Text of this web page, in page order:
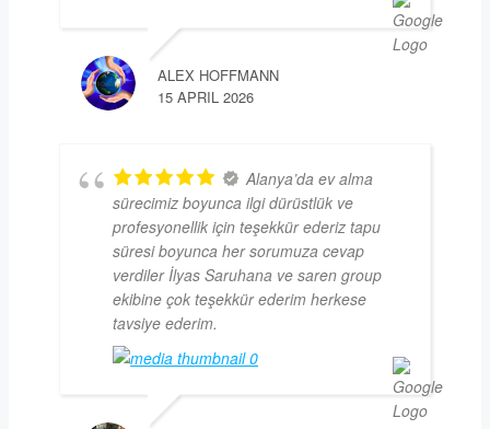
ALEX HOFFMANN
15 APRIL 2026
Alanya’da ev alma
sürecimiz boyunca ilgi dürüstlük ve
profesyonellik için teşekkür ederiz tapu
süresi boyunca her sorumuza cevap
verdiler İlyas Saruhana ve saren group
ekibine çok teşekkür ederim herkese
tavsiye ederim.